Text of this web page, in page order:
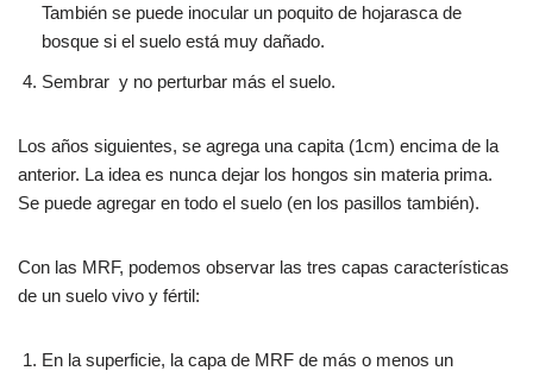
También se puede inocular un poquito de hojarasca de
bosque si el suelo está muy dañado.
Sembrar y no perturbar más el suelo.
Los años siguientes, se agrega una capita (1cm) encima de la
anterior. La idea es nunca dejar los hongos sin materia prima.
Se puede agregar en todo el suelo (en los pasillos también).
Con las MRF, podemos observar las tres capas características
de un suelo vivo y fértil:
En la superficie, la capa de MRF de más o menos un